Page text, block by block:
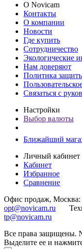
О Novicam
Контакты
О компании
Новости
Где купить
Сотрудничество
Экологические
Нам доверяют
Политика
Связаться с
Настройки
Выбор валюты
Ближайший
Личный кабинет
Кабинет
Избранное
Сравнение
Офис продаж, Москва:
opt@novicam.ru
tp@novicam.ru
Все права защищены.
Выделите ее и